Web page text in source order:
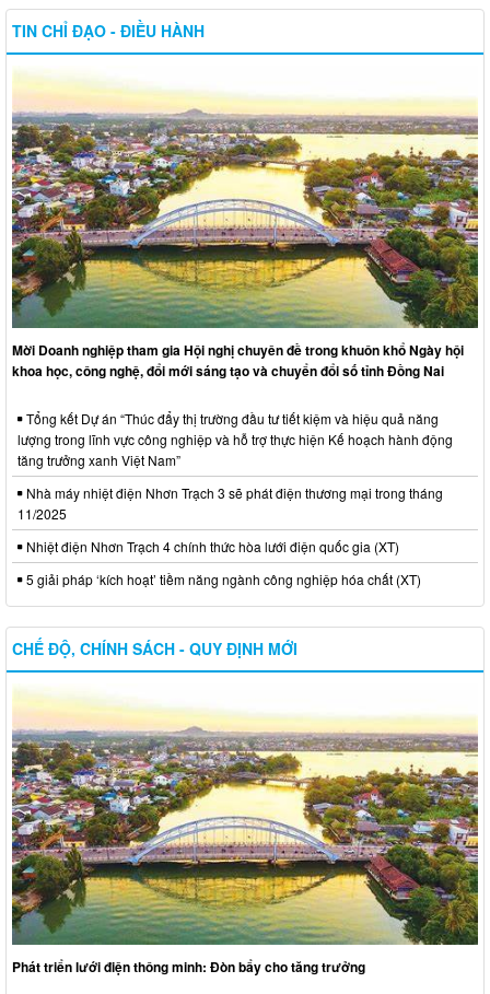
TIN CHỈ ĐẠO - ĐIỀU HÀNH
Mời Doanh nghiệp tham gia Hội nghị chuyên đề trong khuôn khổ Ngày hội
khoa học, công nghệ, đổi mới sáng tạo và chuyển đổi số tỉnh Đồng Nai
Tổng kết Dự án “Thúc đẩy thị trường đầu tư tiết kiệm và hiệu quả năng
lượng trong lĩnh vực công nghiệp và hỗ trợ thực hiện Kế hoạch hành động
tăng trưởng xanh Việt Nam”
Nhà máy nhiệt điện Nhơn Trạch 3 sẽ phát điện thương mại trong tháng
11/2025
Nhiệt điện Nhơn Trạch 4 chính thức hòa lưới điện quốc gia (XT)
5 giải pháp ‘kích hoạt’ tiềm năng ngành công nghiệp hóa chất (XT)
CHẾ ĐỘ, CHÍNH SÁCH - QUY ĐỊNH MỚI
Phát triển lưới điện thông minh: Đòn bẩy cho tăng trưởng